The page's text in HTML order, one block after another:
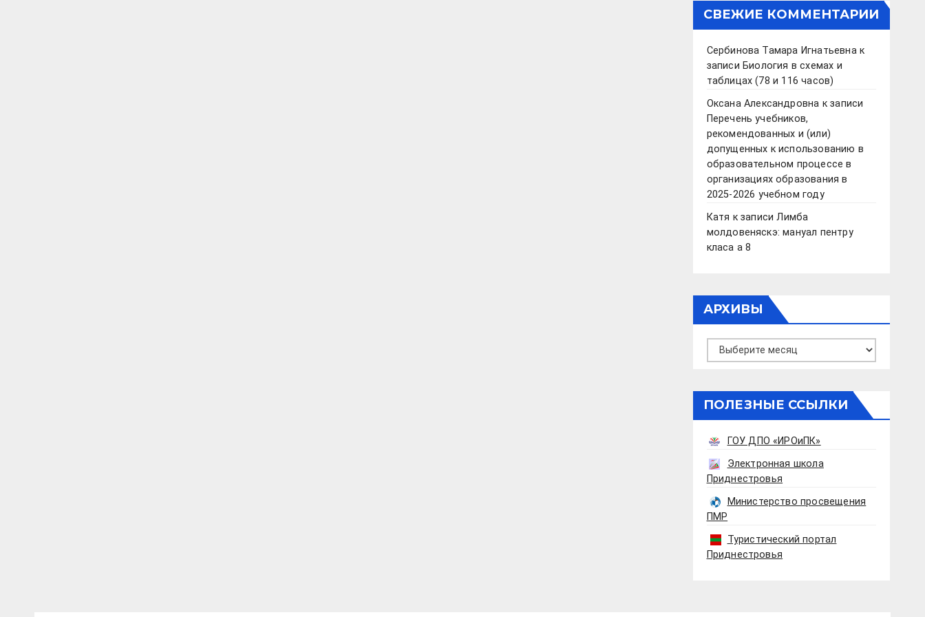
СВЕЖИЕ КОММЕНТАРИИ
Сербинова Тамара Игнатьевнак
записи Биология в схемах и
таблицах (78 и 116 часов)
Оксана Александровна к записи
Перечень учебников,
рекомендованных и (или)
допущенных к использованию в
образовательном процессе в
организациях образования в
2025-2026 учебном году
Катя к записиЛимба
молдовеняскэ: мануал пентру
класа а 8
АРХИВЫ
Архивы
ПОЛЕЗНЫЕ ССЫЛКИ
ГОУ ДПО «ИРОиПК»
Электронная школа
Приднестровья
Министерство просвещения
ПМР
Туристический портал
Приднестровья